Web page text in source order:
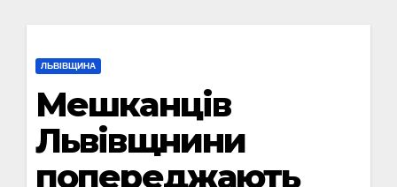
ЛЬВІВЩИНА
Мешканців
Львівщнини
попереджають